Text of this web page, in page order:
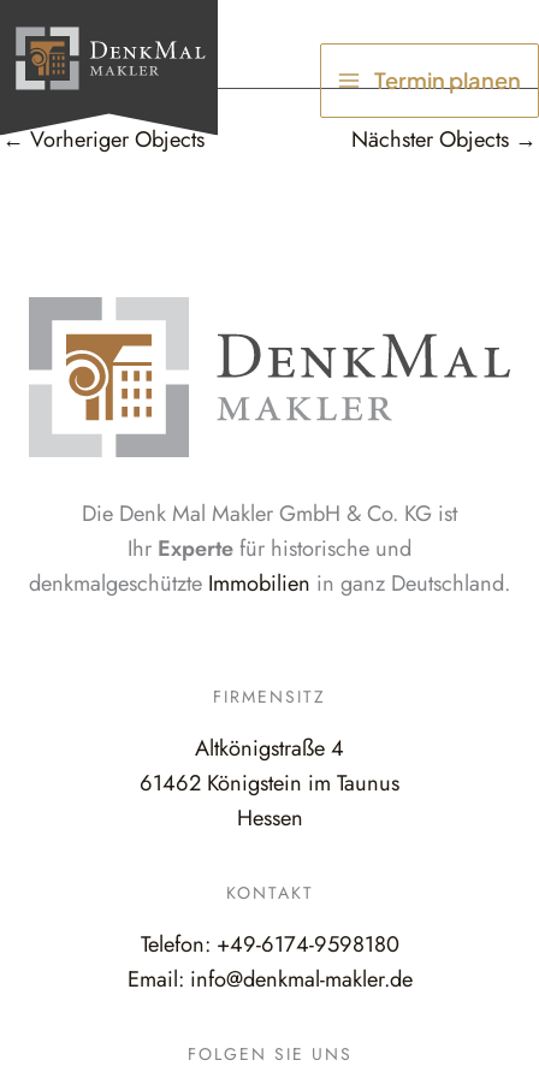
Inhalt
springen
Termin planen
←Vorheriger Objects Nächster Objects →
Die Denk Mal Makler GmbH & Co. KG ist
Ihr Expertefür historische und
denkmalgeschützte Immobilien in ganz Deutschland.
FIRMENSITZ
Altkönigstraße 4
61462 Königstein im Taunus
Hessen
KONTAKT
Telefon: +49-6174-9598180
Email: info@denkmal-makler.de
FOLGEN SIE UNS